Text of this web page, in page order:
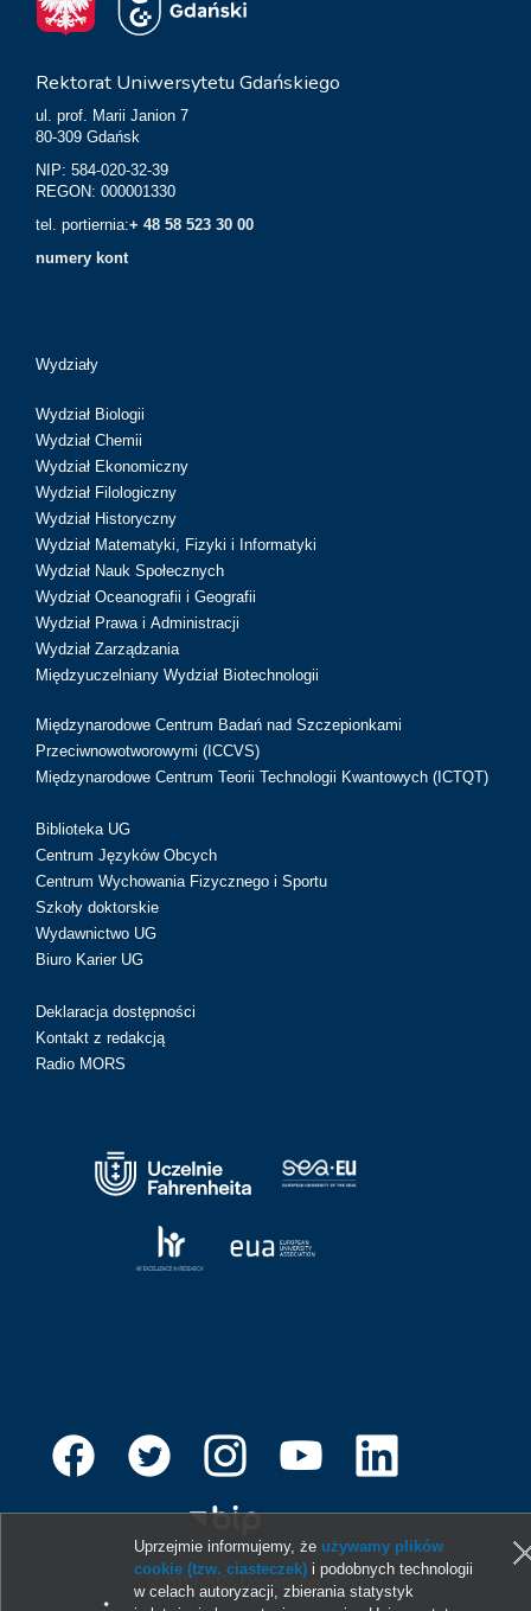
Rektorat Uniwersytetu Gdańskiego
ul. prof. Marii Janion 7
80-309 Gdańsk
NIP: 584-020-32-39
REGON: 000001330
tel. portiernia:+ 48 58 523 30 00
numery kont
Wydziały
Wydział Biologii
Wydział Chemii
Wydział Ekonomiczny
Wydział Filologiczny
Wydział Historyczny
Wydział Matematyki, Fizyki i Informatyki
Wydział Nauk Społecznych
Wydział Oceanografii i Geografii
Wydział Prawa i Administracji
Wydział Zarządzania
Międzyuczelniany Wydział Biotechnologii
Międzynarodowe Centrum Badań nad Szczepionkami
Przeciwnowotworowymi (ICCVS)
Międzynarodowe Centrum Teorii Technologii Kwantowych (ICTQT)
Biblioteka UG
Centrum Języków Obcych
Centrum Wychowania Fizycznego i Sportu
Szkoły doktorskie
Wydawnictwo UG
Biuro Karier UG
Deklaracja dostępności
Kontakt z redakcją
Radio MORS
© 2013-2026 Uniwersytet Gdański
Uprzejmie informujemy, że używamy plików
cookie (tzw. ciasteczek) i podobnych technologii
w celach autoryzacji, zbierania statystyk